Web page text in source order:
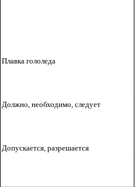
Плавка гололеда
Должно, необходимо, следует
Допускается, разрешается